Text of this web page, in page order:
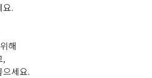
요.
해
,
으세요.